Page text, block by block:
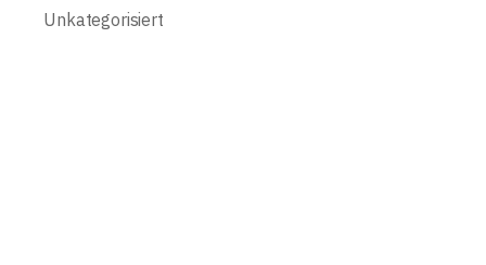
Unkategorisiert